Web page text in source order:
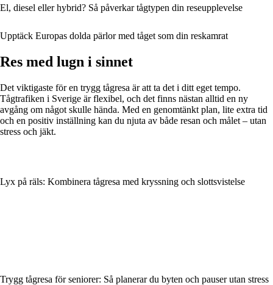
El, diesel eller hybrid? Så påverkar tågtypen din reseupplevelse
Upptäck Europas dolda pärlor med tåget som din reskamrat
Res med lugn i sinnet
Det viktigaste för en trygg tågresa är att ta det i ditt eget tempo.
Tågtrafiken i Sverige är flexibel, och det finns nästan alltid en ny
avgång om något skulle hända. Med en genomtänkt plan, lite extra tid
och en positiv inställning kan du njuta av både resan och målet – utan
stress och jäkt.
Lyx på räls: Kombinera tågresa med kryssning och slottsvistelse
Trygg tågresa för seniorer: Så planerar du byten och pauser utan stress